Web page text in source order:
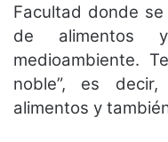
Facultad donde
de alimentos
medioambiente.
noble”, es
alimentos y